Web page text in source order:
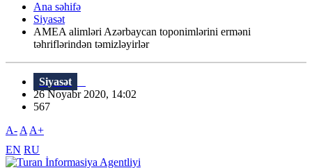
Ana səhifə
Siyasət
AMEA alimləri Azərbaycan toponimlərini erməni
təhriflərindən təmizləyirlər
Siyasət
26 Noyabr 2020, 14:02
567
A- A A+
EN RU